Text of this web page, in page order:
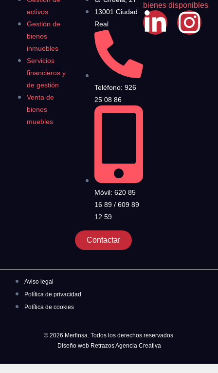
activos
Gestión de
bienes
inmuebles
Servicios
financieros y
de gestión
Venta de
bienes
muebles
13001 Ciudad
Real
Teléfono: 926
25 08 86
Móvil: 620 85
16 89 / 609 89
12 59
Contactar
bienes disponibles
Aviso legal
Política de privacidad
Política de cookies
© 2026 Merfinsa. Todos los derechos reservados.
Diseño web Retrazos Agencia Creativa